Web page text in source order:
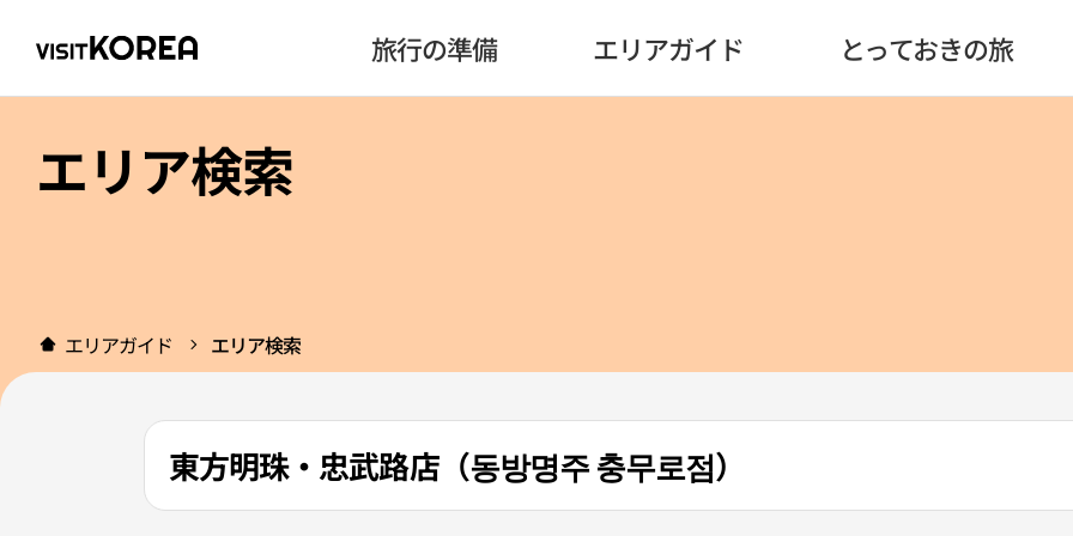
旅行の準備 エリアガイド とっておきの旅
エリア検索
エリアガイド エリア検索
東方明珠・忠武路店（동방명주 충무로점）